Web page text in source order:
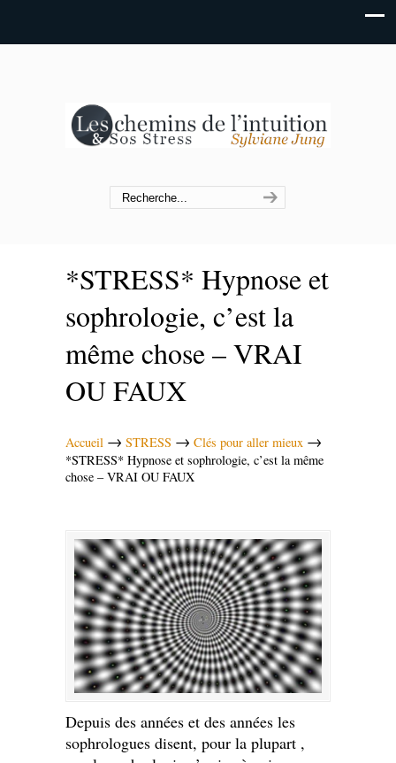
*STRESS* Hypnose et
sophrologie, c’est la
même chose – VRAI
OU FAUX
Accueil → STRESS → Clés pour aller mieux →
*STRESS* Hypnose et sophrologie, c’est la même
chose – VRAI OU FAUX
Depuis des années et des années les
sophrologues disent, pour la plupart ,